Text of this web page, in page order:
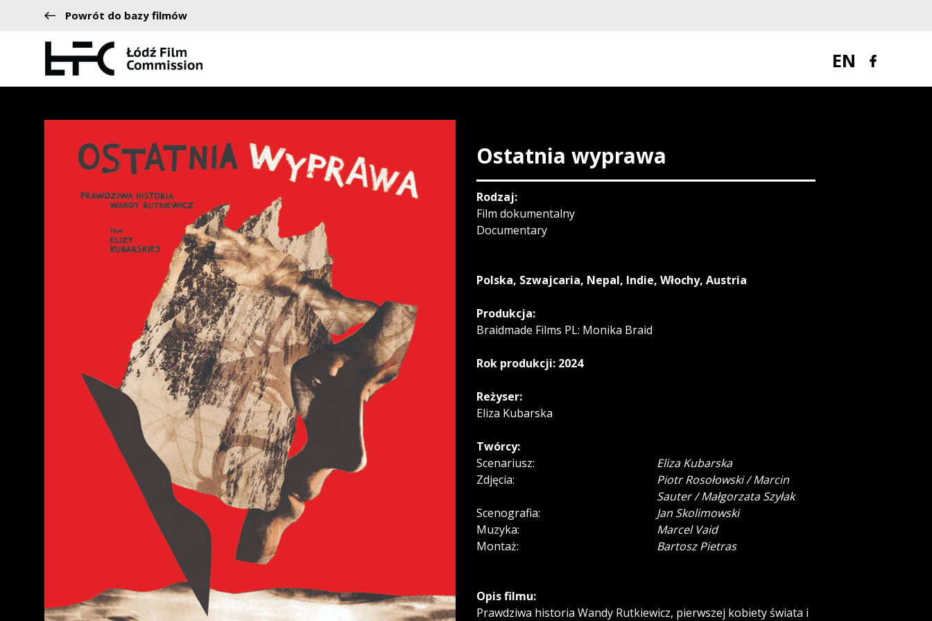
Powrót do bazy filmów
EN
Ostatnia wyprawa
Rodzaj:
Film dokumentalny
Documentary
Polska, Szwajcaria, Nepal, Indie, Włochy, Austria
Produkcja:
Braidmade Films PL: Monika Braid
Rok produkcji: 2024
Reżyser:
Eliza Kubarska
Twórcy:
Scenariusz:
Eliza Kubarska
Zdjęcia:
Piotr Rosołowski / Marcin
Sauter / Małgorzata Szyłak
Scenografia:
Jan Skolimowski
Muzyka:
Marcel Vaid
Montaż:
Bartosz Pietras
Opis filmu:
Prawdziwa historia Wandy Rutkiewicz, pierwszej kobiety świata i